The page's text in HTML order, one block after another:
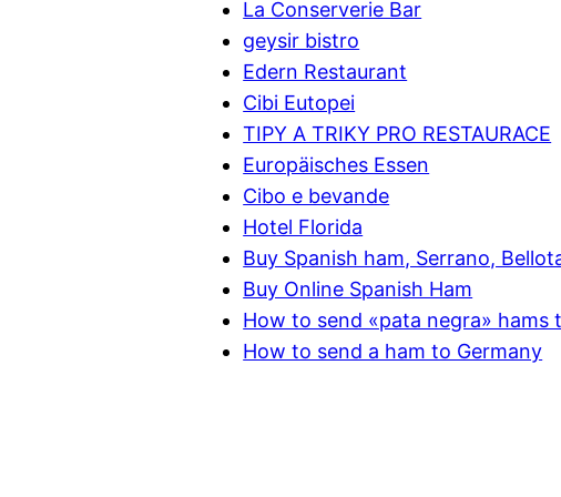
La Conserverie Bar
geysir bistro
Edern Restaurant
Cibi Eutopei
TIPY A TRIKY PRO RESTAURACE
Europäisches Essen
Cibo e bevande
Hotel Florida
Buy Spanish ham, Serrano,
Buy Online Spanish Ham
How to send «pata negra» hams
How to send a ham to Germany